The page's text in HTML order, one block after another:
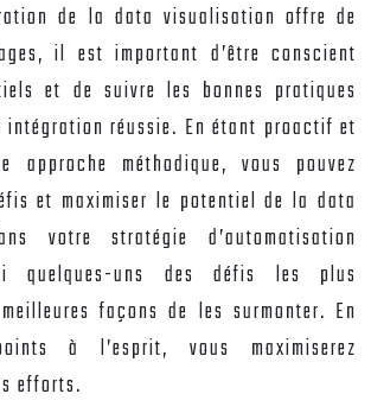
de la data visualisation offre de
il est important d’être conscient
et de suivre les bonnes pratiques
intégration réussie. En étant proactif et
approche méthodique, vous pouvez
et maximiser le potentiel de la data
votre stratégie d’automatisation
quelques-uns des défis les plus
façons de les surmonter. En
à l’esprit, vous maximiserez
efforts.